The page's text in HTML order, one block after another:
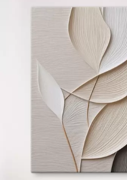
Яскраві, насичені кольори
Стійкість до вицвітання
Безпечне чорнило без запаху
Поверхня з текстурою полотна
Екологічний матеріал
Преміум
363.00
Яскраві, насичені кольори
Стійкість до вицвітання
Безпечне чорнило без запаху
Поверхня з текстурою полотна
Екологічний матеріал